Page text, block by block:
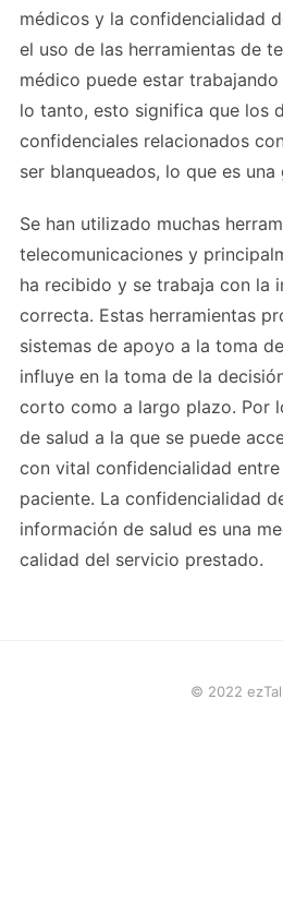
médicos y la confidencialidad
el uso de las herramientas de
médico puede estar
lo tanto, esto significa que los
confidenciales relacionados
ser blanqueados, lo que es una
Se han utilizado muchas
telecomunicaciones y
ha recibido y se trabaja con la
correcta. Estas herramientas
sistemas de apoyo a la toma
influye en la toma de la
corto como a largo plazo. Por
de salud a la que se puede
con vital confidencialidad
paciente. La confidencialidad
información de salud es una
calidad del servicio prestado.
© 2022